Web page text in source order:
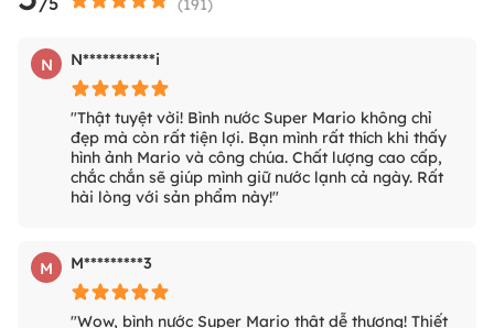
N N***********i
"Thật tuyệt vời! Bình nước Super Mario không chỉ
đẹp mà còn rất tiện lợi. Bạn mình rất thích khi thấy
hình ảnh Mario và công chúa. Chất lượng cao cấp,
chắc chắn sẽ giúp mình giữ nước lạnh cả ngày. Rất
hài lòng với sản phẩm này!"
M M*********3
"Wow, bình nước Super Mario thật dễ thương! Thiết